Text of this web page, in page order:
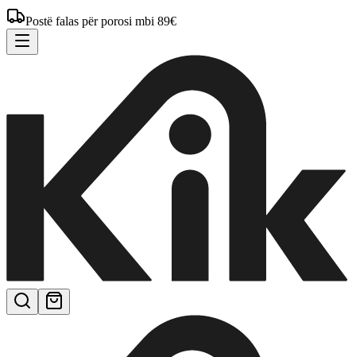
Postë falas për porosi mbi 89€